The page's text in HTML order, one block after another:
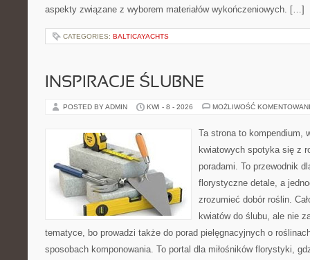
aspekty związane z wyborem materiałów wykończeniowych. […]
CATEGORIES: BALTICAYACHTS
INSPIRACJE ŚLUBNE
POSTED BY ADMIN KWI - 8 - 2026 MOŻLIWOŚĆ
Ta strona to kompendium,
kwiatowych spotyka się z
poradami. To przewodnik
florystyczne detale, a
zrozumieć dobór roślin.
kwiatów do ślubu, ale nie
tematyce, bo prowadzi także do porad pielęgnacyjnych o
sposobach komponowania. To portal dla miłośników florystyki,